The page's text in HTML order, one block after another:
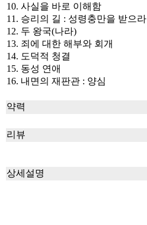
10. 사실을 바로 이해함
11. 승리의 길 : 성령충만을 받으라
12. 두 왕국(나라)
13. 죄에 대한 해부와 회개
14. 도덕적 청결
15. 동성 연애
16. 내면의 재판관 : 양심
약력
리뷰
상세설명